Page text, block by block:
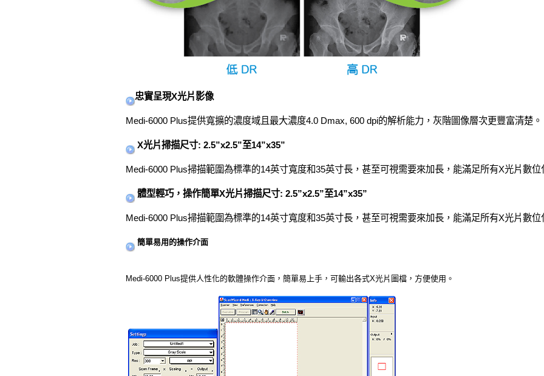
忠實呈現X光片影像
Medi-6000 Plus提供寬擴的濃度域且最大濃度4.0 Dmax, 600 dpi的解析能力，灰階圖像層次更豐富清楚。
X光片掃描尺寸: 2.5”x2.5”至14”x35”
Medi-6000 Plus掃描範圍為標準的14英寸寬度和35英寸長，甚至可視需要來加長，能滿足所有X光片數位
體型輕巧，操作簡單X光片掃描尺寸: 2.5”x2.5”至14”x35”
Medi-6000 Plus掃描範圍為標準的14英寸寬度和35英寸長，甚至可視需要來加長，能滿足所有X光片數位
簡單易用的操作介面
Medi-6000 Plus提供人性化的軟體操作介面，簡單易上手，可輸出各式X光片圖檔，方便使用。